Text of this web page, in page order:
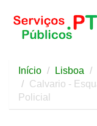
Início Lisboa
Calvario -
Policial